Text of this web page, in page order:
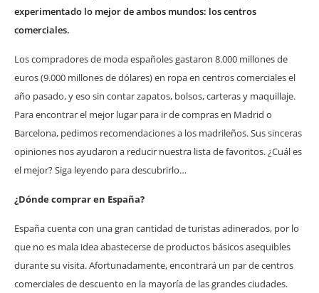
experimentado lo mejor de ambos mundos: los centros
comerciales.
Los compradores de moda españoles gastaron 8.000 millones de
euros (9.000 millones de dólares) en ropa en centros comerciales el
año pasado, y eso sin contar zapatos, bolsos, carteras y maquillaje.
Para encontrar el mejor lugar para ir de compras en Madrid o
Barcelona, pedimos recomendaciones a los madrileños. Sus sinceras
opiniones nos ayudaron a reducir nuestra lista de favoritos. ¿Cuál es
el mejor? Siga leyendo para descubrirlo…
¿Dónde comprar en España?
España cuenta con una gran cantidad de turistas adinerados, por lo
que no es mala idea abastecerse de productos básicos asequibles
durante su visita. Afortunadamente, encontrará un par de centros
comerciales de descuento en la mayoría de las grandes ciudades.